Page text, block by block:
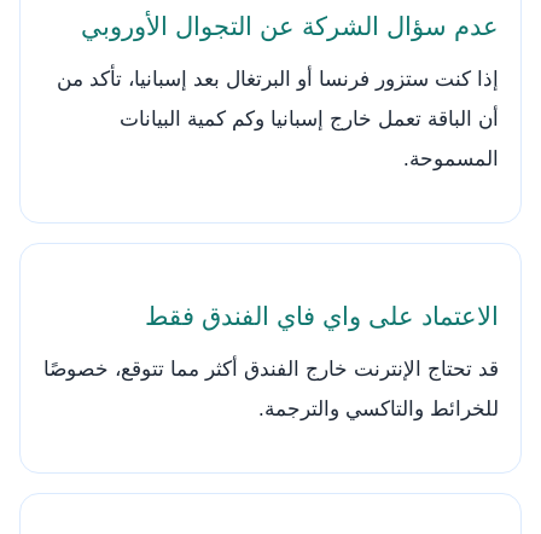
عدم سؤال الشركة عن التجوال الأوروبي
إذا كنت ستزور فرنسا أو البرتغال بعد إسبانيا، تأكد من
أن الباقة تعمل خارج إسبانيا وكم كمية البيانات
المسموحة.
الاعتماد على واي فاي الفندق فقط
قد تحتاج الإنترنت خارج الفندق أكثر مما تتوقع، خصوصًا
للخرائط والتاكسي والترجمة.